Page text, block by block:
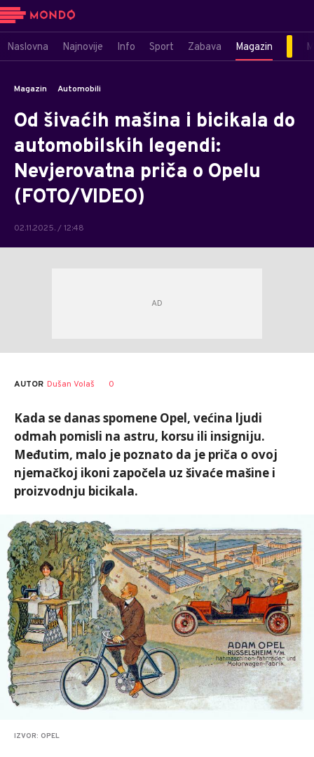
Naslovna Najnovije Info Sport Zabava Magazin
Magazin Automobili
Od šivaćih mašina i bicikala do
automobilskih legendi:
Nevjerovatna priča o Opelu
(FOTO/VIDEO)
02.11.2025. / 12:48
AUTOR Dušan Volaš 0
Kada se danas spomene Opel, većina ljudi
odmah pomisli na astru, korsu ili insigniju.
Međutim, malo je poznato da je priča o ovoj
njemačkoj ikoni započela uz šivaće mašine i
proizvodnju bicikala.
IZVOR: OPEL